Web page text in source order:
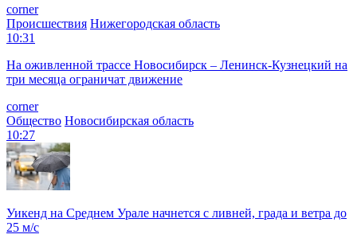
corner
Происшествия Нижегородская область
10:31
На оживленной трассе Новосибирск – Ленинск-Кузнецкий на
три месяца ограничат движение
corner
Общество Новосибирская область
10:27
Уикенд на Среднем Урале начнется с ливней, града и ветра до
25 м/с